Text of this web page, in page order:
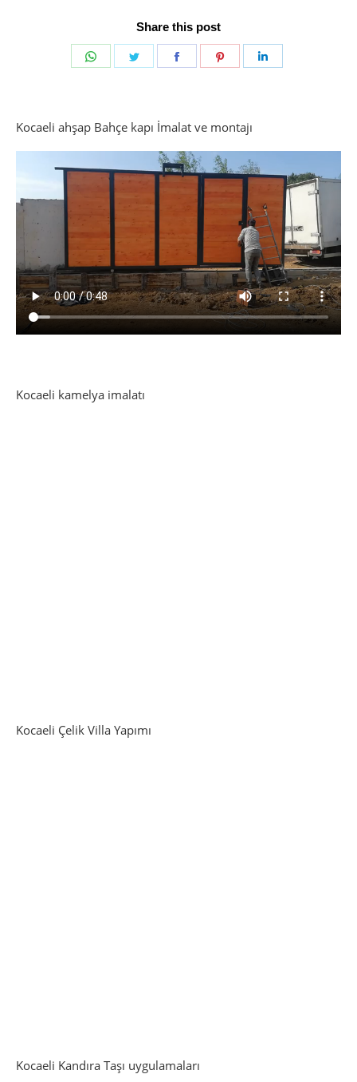
Share this post
Share
Share
Share
Share
Kocaeli ahşap Bahçe kapı İmalat ve montajı
Kocaeli kamelya imalatı
Kocaeli Çelik Villa Yapımı
Kocaeli Kandıra Taşı uygulamaları